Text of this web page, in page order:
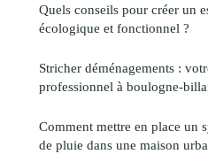
Quels conseils pour créer un
écologique et fonctionnel ?
Stricher déménagements :
professionnel à boulogne-
Comment mettre en place un
de pluie dans une maison